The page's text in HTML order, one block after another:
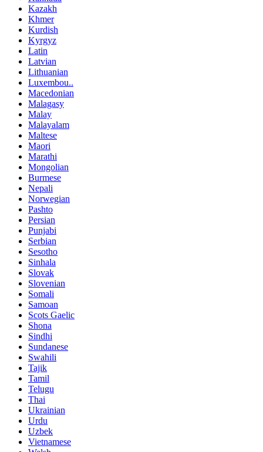
Kazakh
Khmer
Kurdish
Kyrgyz
Latin
Latvian
Lithuanian
Luxembou..
Macedonian
Malagasy
Malay
Malayalam
Maltese
Maori
Marathi
Mongolian
Burmese
Nepali
Norwegian
Pashto
Persian
Punjabi
Serbian
Sesotho
Sinhala
Slovak
Slovenian
Somali
Samoan
Scots Gaelic
Shona
Sindhi
Sundanese
Swahili
Tajik
Tamil
Telugu
Thai
Ukrainian
Urdu
Uzbek
Vietnamese